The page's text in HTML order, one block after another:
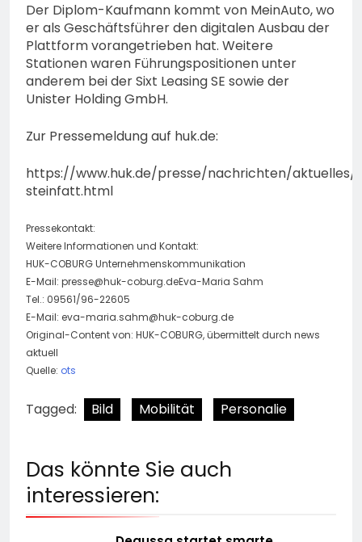
Der Diplom-Kaufmann kommt von MeinAuto, wo
er als Geschäftsführer den digitalen Ausbau der
Plattform vorangetrieben hat. Weitere
Stationen waren Führungspositionen unter
anderem bei der Sixt Leasing SE sowie der
Unister Holding GmbH.
Zur Pressemeldung auf huk.de:
https://www.huk.de/presse/nachrichten/
steinfatt.html
Pressekontakt:
Weitere Informationen und Kontakt:
HUK-COBURG Unternehmenskommunikation
E-Mail: presse@huk-coburg.deEva-Maria Sahm
Tel.: 09561/96-22605
E-Mail: eva-maria.sahm@huk-coburg.de
Original-Content von: HUK-COBURG, übermittelt durch news
aktuell
Quelle: ots
Tagged: Bild Mobilität Personalie
Das könnte Sie auch
interessieren: